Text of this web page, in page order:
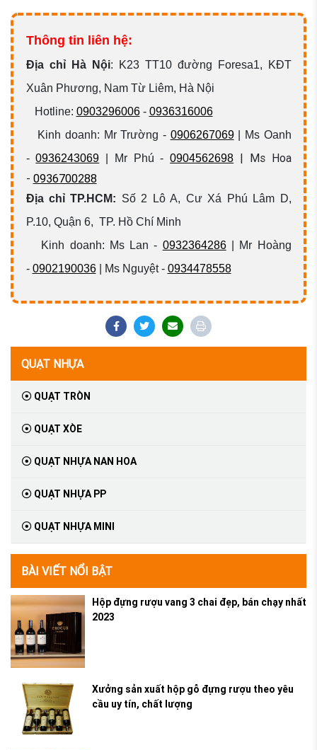
Thông tin liên hệ:
Địa chỉ Hà Nội:
K23 TT10 đường Foresa1, KĐT
Xuân Phương, Nam Từ Liêm, Hà Nội
Hotline: 0903296006- 0936316006
Kinh doanh: Mr Trường - 0906267069| Ms Oanh
-0936243069 | Mr Phú -0904562698 | Ms Hoa
- 0936700288
Địa chỉ TP.HCM: Số 2 Lô A, Cư Xá Phú Lâm D,
P.10, Quận 6, TP. Hồ Chí Minh
Kinh doanh: Ms Lan - 0932364286| Mr Hoàng
- 0902190036| Ms Nguyệt - 0934478558
QUẠT NHỰA
QUẠT TRÒN
QUẠT XÒE
QUẠT NHỰA NAN HOA
QUẠT NHỰA PP
QUẠT NHỰA MINI
BÀI VIẾT NỔI BẬT
Hộp đựng rượu vang 3 chai đẹp, bán chạy nhất
2023
Xưởng sản xuất hộp gỗ đựng rượu theo yêu
cầu uy tín, chất lượng